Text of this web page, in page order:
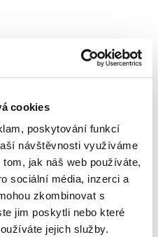
cookies
poskytování funkcí
návštěvnosti využíváme
jak náš web používáte,
sociální média, inzerci a
zkombinovat s
jim poskytli nebo které
jejich služby.